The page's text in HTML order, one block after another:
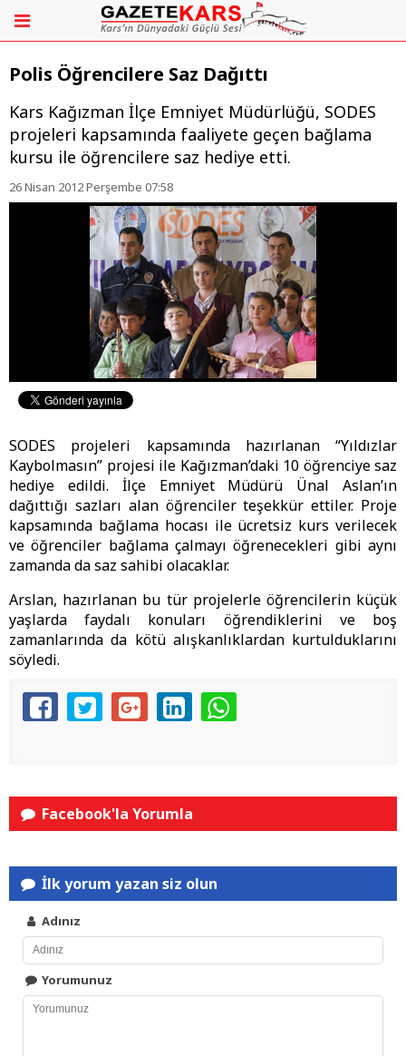
Polis Öğrencilere Saz Dağıttı
Kars Kağızman İlçe Emniyet Müdürlüğü, SODES
projeleri kapsamında faaliyete geçen bağlama
kursu ile öğrencilere saz hediye etti.
26 Nisan 2012 Perşembe 07:58
SODES projeleri kapsamında hazırlanan “Yıldızlar
Kaybolmasın” projesi ile Kağızman’daki 10 öğrenciye saz
hediye edildi. İlçe Emniyet Müdürü Ünal Aslan’ın
dağıttığı sazları alan öğrenciler teşekkür ettiler. Proje
kapsamında bağlama hocası ile ücretsiz kurs verilecek
ve öğrenciler bağlama çalmayı öğrenecekleri gibi aynı
zamanda da saz sahibi olacaklar.
Arslan, hazırlanan bu tür projelerle öğrencilerin küçük
yaşlarda faydalı konuları öğrendiklerini ve boş
zamanlarında da kötü alışkanlıklardan kurtulduklarını
söyledi.
Facebook'la Yorumla
İlk yorum yazan siz olun
Adınız
Yorumunuz